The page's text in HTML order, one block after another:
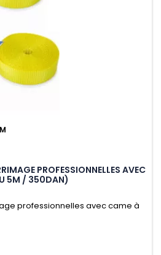
PROFESSIONNELLES AVEC
5M / 350DAN)
professionnelles avec came à
simple et rapide d'utilisation.
vos chargements pendant